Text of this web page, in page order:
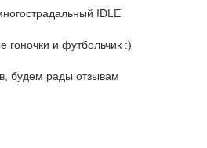
IDLE
гоночки и футбольчик :)
будем рады отзывам